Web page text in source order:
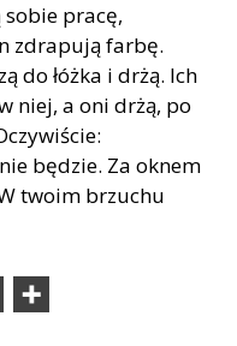
pracę,
zdrapują farbę.
do łóżka i drżą. Ich
niej, a oni drżą, po
będzie. Za oknem
twoim brzuchu